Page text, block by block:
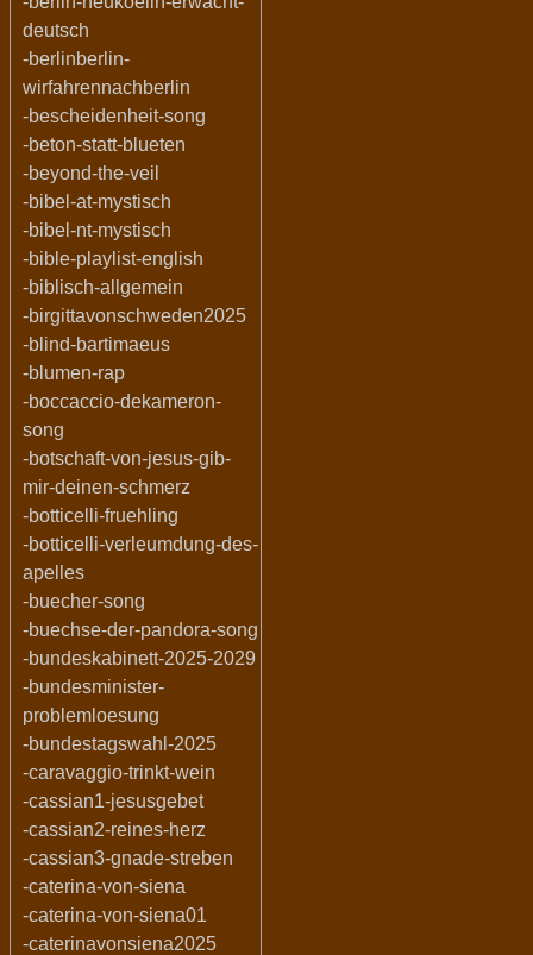
deutsch
-berlinberlin-
wirfahrennachberlin
-bescheidenheit-song
-beton-statt-blueten
-beyond-the-veil
-bibel-at-mystisch
-bibel-nt-mystisch
-bible-playlist-english
-biblisch-allgemein
-birgittavonschweden2025
-blind-bartimaeus
-blumen-rap
-boccaccio-dekameron-
song
-botschaft-von-jesus-gib-
mir-deinen-schmerz
-botticelli-fruehling
-botticelli-verleumdung-des-
apelles
-buecher-song
-buechse-der-pandora-song
-bundeskabinett-2025-2029
-bundesminister-
problemloesung
-bundestagswahl-2025
-caravaggio-trinkt-wein
-cassian1-jesusgebet
-cassian2-reines-herz
-cassian3-gnade-streben
-caterina-von-siena
-caterina-von-siena01
-caterinavonsiena2025